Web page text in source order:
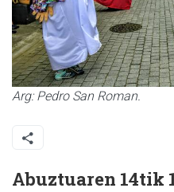
Arg: Pedro San Roman.
Abuztuaren 14tik